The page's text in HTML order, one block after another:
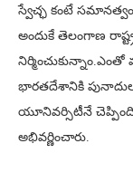
స్వేచ్ఛ కంటే
అందుకే తెలంగాణ
భారతదేశానికి
యూనివర్సిటీనే
అభివర్ణించారు.